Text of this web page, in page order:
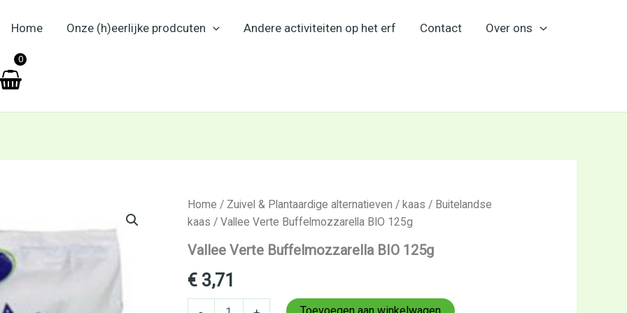
Home Onze (h)eerlijke prodcuten Andere activiteiten op het erf Contact Over ons
0
Home / Zuivel & Plantaardige alternatieven / kaas / Buitelandse
kaas / Vallee Verte Buffelmozzarella BIO 125g
Vallee Verte Buffelmozzarella BIO 125g
€3,71
Vallee
Verte
Buffelmozzarella
BIO
125g
aantal